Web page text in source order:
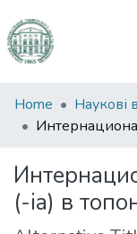
Communities
&
All of DSpace
Statistics
Home
(-ia) в